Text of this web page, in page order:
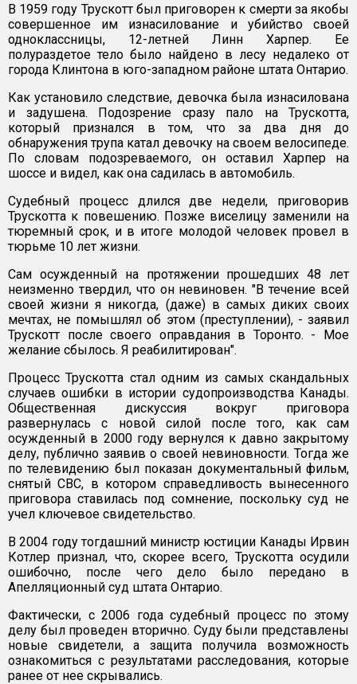
В 1959 году Трускотт был приговорен к смерти за якобы
совершенное им изнасилование и убийство своей
одноклассницы, 12-летней Линн Харпер. Ее
полураздетое тело было найдено в лесу недалеко от
города Клинтона в юго-западном районе штата Онтарио.
Как установило следствие, девочка была изнасилована
и задушена. Подозрение сразу пало на Трускотта,
который признался в том, что за два дня до
обнаружения трупа катал девочку на своем велосипеде.
По словам подозреваемого, он оставил Харпер на
шоссе и видел, как она садилась в автомобиль.
Судебный процесс длился две недели, приговорив
Трускотта к повешению. Позже виселицу заменили на
тюремный срок, и в итоге молодой человек провел в
тюрьме 10 лет жизни.
Сам осужденный на протяжении прошедших 48 лет
неизменно твердил, что он невиновен. "В течение всей
своей жизни я никогда, (даже) в самых диких своих
мечтах, не помышлял об этом (преступлении), - заявил
Трускотт после своего оправдания в Торонто. - Мое
желание сбылось. Я реабилитирован".
Процесс Трускотта стал одним из самых скандальных
случаев ошибки в истории судопроизводства Канады.
Общественная дискуссия вокруг приговора
развернулась с новой силой после того, как сам
осужденный в 2000 году вернулся к давно закрытому
делу, публично заявив о своей невиновности. Тогда же
по телевидению был показан документальный фильм,
снятый CBC, в котором справедливость вынесенного
приговора ставилась под сомнение, поскольку суд не
учел ключевое свидетельство.
В 2004 году тогдашний министр юстиции Канады Ирвин
Котлер признал, что, скорее всего, Трускотта осудили
ошибочно, после чего дело было передано в
Апелляционный суд штата Онтарио.
Фактически, с 2006 года судебный процесс по этому
делу был проведен вторично. Суду были представлены
новые свидетели, а защита получила возможность
ознакомиться с результатами расследования, которые
ранее от нее скрывались.